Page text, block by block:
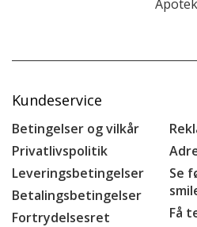
Kundeservice
Betingelser og vilkår
Privatlivspolitik
Leveringsbetingelser
Betalingsbetingelser
Fortrydelsesret
Se
Få